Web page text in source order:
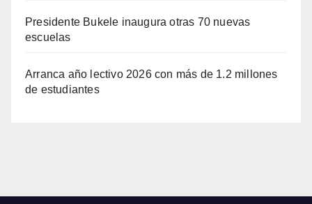
Presidente Bukele inaugura otras 70 nuevas
escuelas
Arranca año lectivo 2026 con más de 1.2 millones
de estudiantes